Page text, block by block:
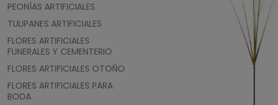
PEONÍAS ARTIFICIALES
TULIPANES ARTIFICIALES
FLORES ARTIFICIALES
FUNERALES Y CEMENTERIO
FLORES ARTIFICIALES OTOÑO
FLORES ARTIFICIALES PARA
BODA